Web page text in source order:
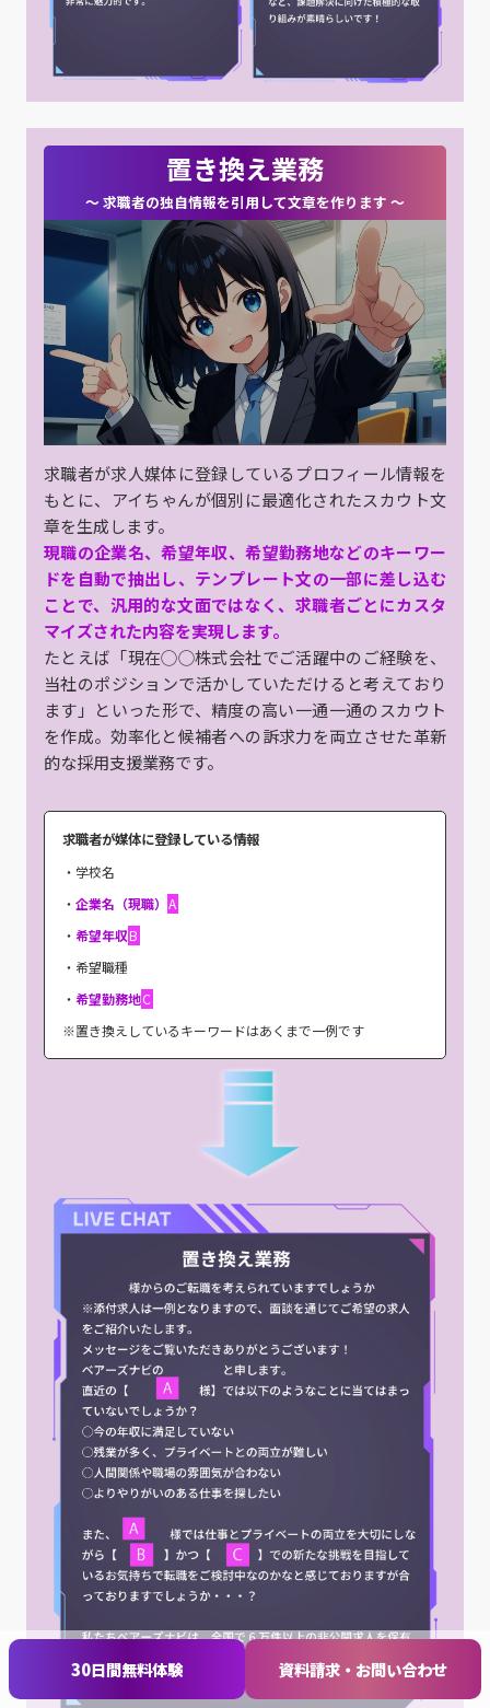
置き換え業務
〜 求職者の独自情報を引用して文章を作ります 〜
求職者が求人媒体に登録しているプロフィール情報を
もとに、アイちゃんが個別に最適化されたスカウト文
章を生成します。
現職の企業名、希望年収、希望勤務地などのキーワー
ドを自動で抽出し、テンプレート文の一部に差し込む
ことで、汎用的な文面ではなく、求職者ごとにカスタ
マイズされた内容を実現します。
たとえば「現在◯◯株式会社でご活躍中のご経験を、
当社のポジションで活かしていただけると考えており
ます」といった形で、精度の高い一通一通のスカウト
を作成。効率化と候補者への訴求力を両立させた革新
的な採用支援業務です。
求職者が媒体に登録している情報
・学校名
・ 企業名（現職）
・ 希望年収
・希望職種
・ 希望勤務地
※置き換えしているキーワードはあくまで一例です
30日間無料体験 資料請求・お問い合わせ